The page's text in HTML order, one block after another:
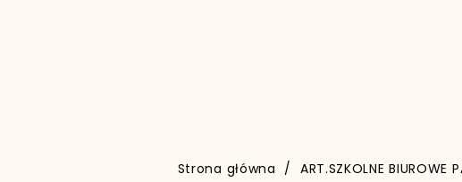
Strona główna ART.SZKOLNE BIUROWE